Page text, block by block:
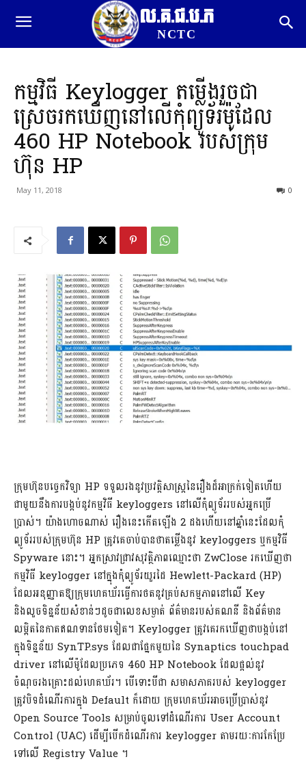
ល.គ.ជ.ប.ភ
NCTC
កម្មវិធី Keylogger តម្លើងរួចជា
ស្រេចរកឃើញនៅលើកុំព្យូទ័រម៉ូដែល
460 HP Notebook របស់ក្រុម
ហ៊ុន HP
May 11, 2018 0
ក្រុមហ៊ុនបច្ចេកវិទ្យា HP ទទួលរងនូវប្រវត្តិសាស្រ្តនៃរឿងដ៏អាក្រក់ទៀតហើយ
ជាមួយនឹងការបង្កប់នូវកម្មវិធី keyloggers នៅលើកុំព្យូទ័ររបស់អ្នកប្រើ
ប្រាស់។ យ៉ាងហោចណាស់ រឿងនេះកើតឡើង 2 ដងហើយនៅឆ្នាំនេះដែលកុំ
ព្យូទ័ររបស់ក្រុមហ៊ុន HP ត្រូវគេចាប់បានថាតម្លើងនូវ keyloggers ឬកម្មវិធី
Spyware នោះ។ អ្នកស្រាវជ្រាវសុវត្ថិភាពឈ្មោះថា ZwClose រកឃើញថា
កម្មវិធី keylogger នៅក្នុងកុំព្យូទ័រយួរដៃ Hewlett-Packard (HP)
ដែលអនុញ្ញាតឱ្យក្រុមហេគឃ័រធ្វើការថតនូវគ្រប់សកម្មភាពនៅលើ Key
និងលួចទិន្នន័យសំខាន់ៗដូចជាលេខសម្ងាត់ ព័ត៌មានរបស់គណនី និងព័ត៌មាន
លម្អិតនៃកាតឥណទានថែមទៀត។ Keylogger ត្រូវគេរកឃើញថាបង្កប់នៅ
ក្នុងទិន្នន័យ SynTP.sys ដែលជាផ្នែកមួយនៃ Synaptics touchpad
driver នៅលើម៉ូដែលប្រភេទ 460 HP Notebook ដែលផ្តល់នូវ
ចំណុចរងគ្រោះដល់ហេគឃ័រ។ បើទោះបីជា សមាសភាគរបស់ keylogger
ត្រូវបិទដំណើរការក្នុង Default ក៏ដោយ ក្រុមហេគឃ័រអាចប្រើប្រាស់នូវ
Open Source Tools សម្រាប់ចូលទៅដំណើរការ User Account
Control (UAC) ដើម្បីបើកដំណើរការ keylogger តាមរយៈការកែប្រែ
ទៅលើ Registry Value ។